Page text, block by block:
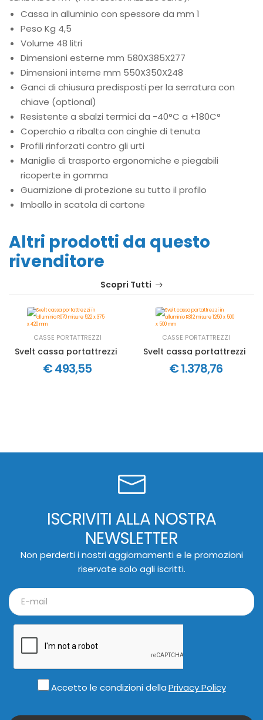
Cassa in alluminio con spessore da mm 1
Peso Kg 4,5
Volume 48 litri
Dimensioni esterne mm 580X385X277
Dimensioni interne mm 550X350X248
Ganci di chiusura predisposti per la serratura con
chiave (optional)
Resistente a sbalzi termici da -40°C a +180C°
Coperchio a ribalta con cinghie di tenuta
Profili rinforzati contro gli urti
Maniglie di trasporto ergonomiche e piegabili
ricoperte in gomma
Guarnizione di protezione su tutto il profilo
Imballo in scatola di cartone
Altri prodotti da questo
rivenditore
Scopri Tutti
CASSE PORTATTREZZI
Svelt cassa portattrezzi in alluminio R070 misure 522 x
€ 493,55
CASSE PORTATTREZZI
Svelt cassa portattrezzi in
€ 1.378,76
ISCRIVITI ALLA NOSTRA
NEWSLETTER
Non perderti i nostri aggiornamenti e le promozioni
riservate solo agli iscritti.
Accetto le condizioni dellaPrivacy Policy